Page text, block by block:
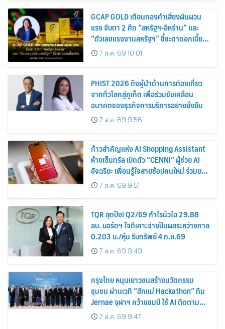
GCAP GOLD เตือนทองคำเสี่ยงผันผวน
แรง จับตา 2 ศึก “สหรัฐฯ-อิหร่าน” และ
“ตัวเลขแรงงานสหรัฐฯ” ชี้ชะตาดอกเบี้ย
เฟด7 ส.ค. 69 10:01
PHIST 2026 ดึงผู้นำด้านการท่องเที่ยว
จากทั่วโลกสู่ภูเก็ต เพื่อร่วมขับเคลื่อน
อนาคตของธุรกิจการบริการอย่างยั่งยืน
7 ส.ค. 69 9:56
ก้าวสำคัญแห่ง AI Shopping Assistant
ห้างเซ็นทรัล เปิดตัว “CENNI” ผู้ช่วย AI
อัจฉริยะ เพื่อนรู้ใจสายช้อปคนใหม่ ร่วมยก
ระดับประสบการณ์ช้อปปิ้งให้ง่ายขึ้นได้ ใน
แชตเดียว
7 ส.ค. 69 9:51
TQR สุดปัง! Q2/69 กำไรนิวไฮ 29.88
ลบ. บอร์ดฯ ใจดีเคาะจ่ายปันผลระหว่างกาล
0.203 บ./หุ้น รับทรัพย์ 4 ก.ย.69
7 ส.ค. 69 9:49
กรุงไทย หนุนเยาวชนสร้างนวัตกรรม
ชุมชน ผ่านเวที “ฮักแม่ Hackathon” ทีม
Jernae จุฬาฯ คว้าแชมป์ ใช้ AI ติดตาม
ทรัพย์สินสูญหาย
7 ส.ค. 69 9:47